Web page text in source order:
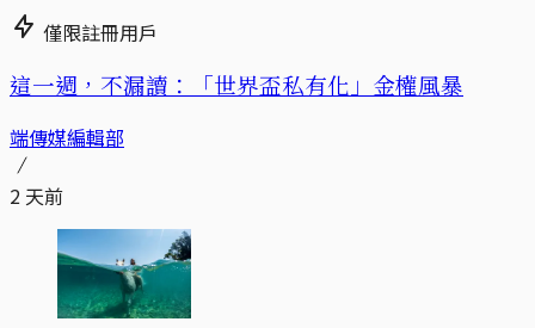
僅限註冊用戶
這一週，不漏讀：「世界盃私有化」金權風暴
端傳媒編輯部
2 天前